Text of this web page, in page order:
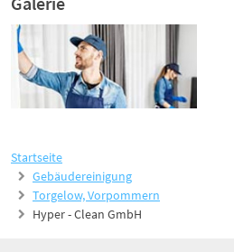
Startseite
Gebäudereinigung
Torgelow, Vorpommern
Hyper - Clean GmbH